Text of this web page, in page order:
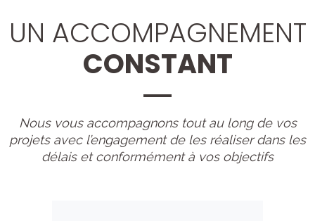
UN ACCOMPAGNEMENT
CONSTANT
Nous vous accompagnons tout au long de vos
projets avec l’engagement de les réaliser dans les
délais et conformément à vos objectifs